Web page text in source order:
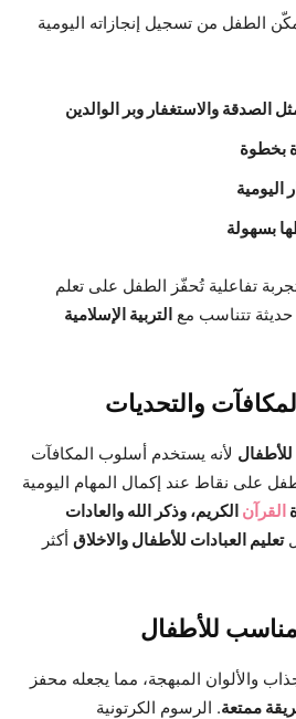
الطفل من تسجيل إنجازاته اليومية
الصدقة والاستغفار وبر الوالدين
بخطوة
اليومية
بسهولة
تفاعلية تُحفّز الطفل على تعلم
حديثة تتناسب مع التربية الإسلامية
لأنه يستخدم أسلوب المكافآت
على نقاط عند إكمال المهام اليومية
القرآن الكريم، وذكر الله والعادات
تعليم العبادات للأطفال والاخلاق أكثر
والألوان المبهجة، مما يجعله محفز
ممتعة. الرسوم الكرتونية